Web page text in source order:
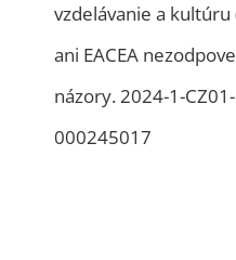
vzdelávanie a kultúru
ani EACEA
názory. 2024-1-
000245017